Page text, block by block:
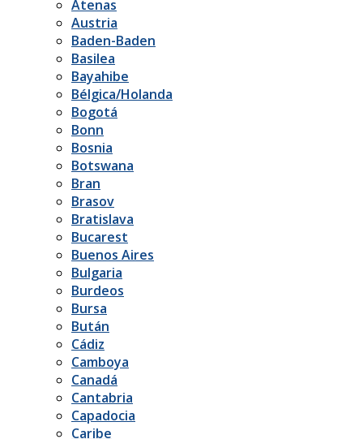
Atenas
Austria
Baden-Baden
Basilea
Bayahibe
Bélgica/Holanda
Bogotá
Bonn
Bosnia
Botswana
Bran
Brasov
Bratislava
Bucarest
Buenos Aires
Bulgaria
Burdeos
Bursa
Bután
Cádiz
Camboya
Canadá
Cantabria
Capadocia
Caribe